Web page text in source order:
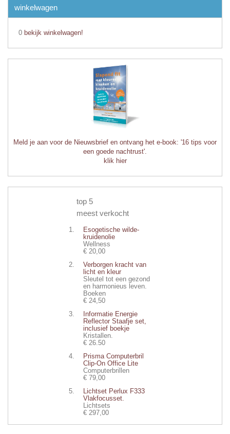
winkelwagen
0 bekijk winkelwagen!
Meld je aan voor de Nieuwsbrief en ontvang het e-book: '16 tips voor
een goede nachtrust'.
klik hier
top 5
meest verkocht
Esogetische wilde-
kruidenolie
Wellness
€ 20,00
Verborgen kracht van
licht en kleur
Sleutel tot een gezond
en harmonieus leven.
Boeken
€ 24,50
Informatie Energie
Reflector Staafje set,
inclusief boekje
Kristallen.
€ 26.50
Prisma Computerbril
Clip-On Office Lite
Computerbrillen
€ 79,00
Lichtset Perlux F333
Vlakfocusset.
Lichtsets
€ 297,00